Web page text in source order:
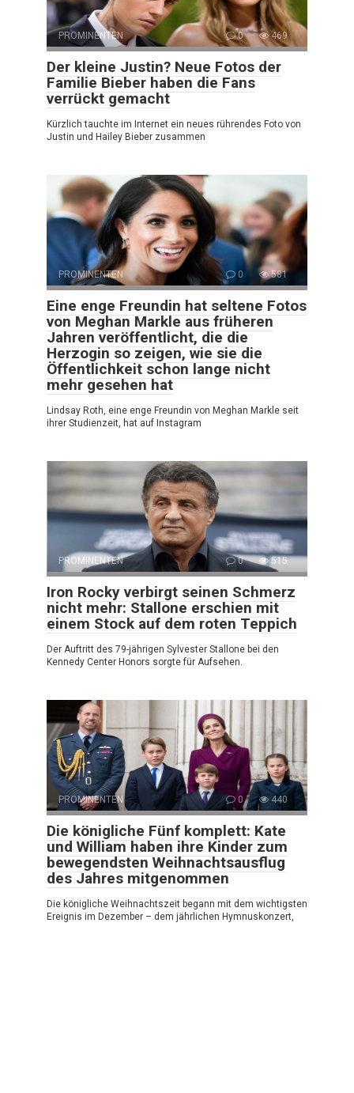
PROMINENTEN 0 469
Der kleine Justin? Neue Fotos der
Familie Bieber haben die Fans
verrückt gemacht
Kürzlich tauchte im Internet ein neues rührendes Foto von
Justin und Hailey Bieber zusammen
PROMINENTEN 0 581
Eine enge Freundin hat seltene Fotos
von Meghan Markle aus früheren
Jahren veröffentlicht, die die
Herzogin so zeigen, wie sie die
Öffentlichkeit schon lange nicht
mehr gesehen hat
Lindsay Roth, eine enge Freundin von Meghan Markle seit
ihrer Studienzeit, hat auf Instagram
PROMINENTEN 0 515
Iron Rocky verbirgt seinen Schmerz
nicht mehr: Stallone erschien mit
einem Stock auf dem roten Teppich
Der Auftritt des 79-jährigen Sylvester Stallone bei den
Kennedy Center Honors sorgte für Aufsehen.
PROMINENTEN 0 440
Die königliche Fünf komplett: Kate
und William haben ihre Kinder zum
bewegendsten Weihnachtsausflug
des Jahres mitgenommen
Die königliche Weihnachtszeit begann mit dem wichtigsten
Ereignis im Dezember – dem jährlichen Hymnuskonzert,